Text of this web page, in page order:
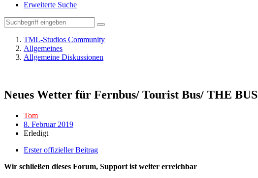
Erweiterte Suche
TML-Studios Community
Allgemeines
Allgemeine Diskussionen
Neues Wetter für Fernbus/ Tourist Bus/ THE BUS
Tom
8. Februar 2019
Erledigt
Erster offizieller Beitrag
Wir schließen dieses Forum, Support ist weiter erreichbar